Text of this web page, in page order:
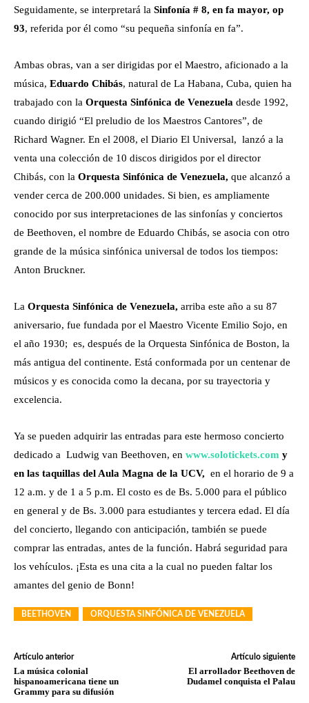
Seguidamente, se interpretará la Sinfonía # 8, en fa mayor, op
93, referida por él como “su pequeña sinfonía en fa”.
Ambas obras, van a ser dirigidas por el Maestro, aficionado a la
música, Eduardo Chibás, natural de La Habana, Cuba, quien ha
trabajado con la Orquesta Sinfónica de Venezuela desde 1992,
cuando dirigió “El preludio de los Maestros Cantores”, de
Richard Wagner. En el 2008, el Diario El Universal, lanzó a la
venta una colección de 10 discos dirigidos por el director
Chibás, con la Orquesta Sinfónica de Venezuela, que alcanzó a
vender cerca de 200.000 unidades. Si bien, es ampliamente
conocido por sus interpretaciones de las sinfonías y conciertos
de Beethoven, el nombre de Eduardo Chibás, se asocia con otro
grande de la música sinfónica universal de todos los tiempos:
Anton Bruckner.
La Orquesta Sinfónica de Venezuela, arriba este año a su 87
aniversario, fue fundada por el Maestro Vicente Emilio Sojo, en
el año 1930; es, después de la Orquesta Sinfónica de Boston, la
más antigua del continente. Está conformada por un centenar de
músicos y es conocida como la decana, por su trayectoria y
excelencia.
Ya se pueden adquirir las entradas para este hermoso concierto
dedicado a Ludwig van Beethoven, en www.solotickets.com y
en las taquillas del Aula Magna de la UCV, en el horario de 9 a
12 a.m. y de 1 a 5 p.m. El costo es de Bs. 5.000 para el público
en general y de Bs. 3.000 para estudiantes y tercera edad. El día
del concierto, llegando con anticipación, también se puede
comprar las entradas, antes de la función. Habrá seguridad para
los vehículos. ¡Esta es una cita a la cual no pueden faltar los
amantes del genio de Bonn!
BEETHOVEN ORQUESTA SINFÓNICA DE VENEZUELA
Artículo anterior
La música colonial
hispanoamericana tiene un
Grammy para su difusión
Artículo siguiente
El arrollador Beethoven de
Dudamel conquista el Palau